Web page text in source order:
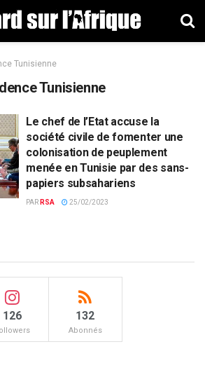
Tunisienne
Tunisienne
Le chef de l’Etat accuse la
société civile de fomenter une
colonisation de peuplement
menée en Tunisie par des sans-
papiers subsahariens
PAR RSA 25/02/2023
126 132
Abonnés